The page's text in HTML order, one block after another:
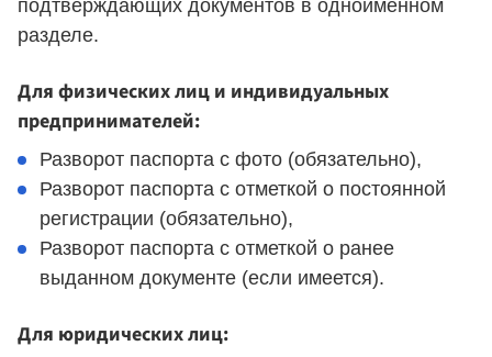
подтверждающих документов в одноимённом
разделе.
Для физических лиц и индивидуальных
предпринимателей:
Разворот паспорта с фото (обязательно),
Разворот паспорта с отметкой о постоянной
регистрации (обязательно),
Разворот паспорта с отметкой о ранее
выданном документе (если имеется).
Для юридических лиц: